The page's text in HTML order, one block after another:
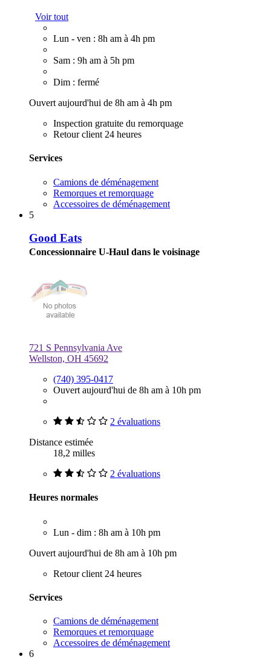
Voir tout
Lun - ven : 8h am à 4h pm
Sam : 9h am à 5h pm
Dim : fermé
Ouvert aujourd'hui de 8h am à 4h pm
Inspection gratuite du remorquage
Retour client 24 heures
Services
Camions de déménagement
Remorques et remorquage
Accessoires de déménagement
5
Good Eats
Concessionnaire U-Haul dans le voisinage
721 S Pennsylvania Ave
Wellston, OH 45692
(740) 395-0417
Ouvert aujourd'hui de 8h am à 10h pm
2 évaluations
Distance estimée
18,2 milles
2 évaluations
Heures normales
Lun - dim : 8h am à 10h pm
Ouvert aujourd'hui de 8h am à 10h pm
Retour client 24 heures
Services
Camions de déménagement
Remorques et remorquage
Accessoires de déménagement
6